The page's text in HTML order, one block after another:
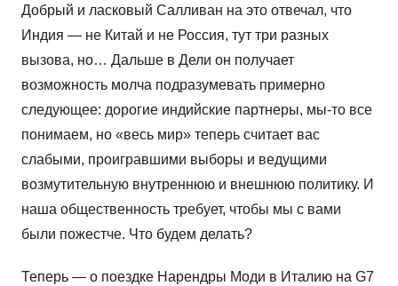
Добрый и ласковый Салливан на это отвечал, что
Индия — не Китай и не Россия, тут три разных
вызова, но… Дальше в Дели он получает
возможность молча подразумевать примерно
следующее: дорогие индийские партнеры, мы-то все
понимаем, но «весь мир» теперь считает вас
слабыми, проигравшими выборы и ведущими
возмутительную внутреннюю и внешнюю политику. И
наша общественность требует, чтобы мы с вами
были пожестче. Что будем делать?
Теперь — о поездке Нарендры Моди в Италию на G7